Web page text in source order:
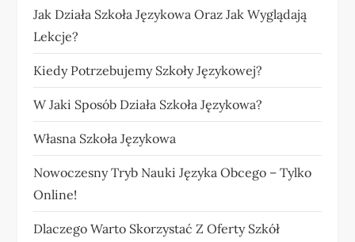
Jak Działa Szkoła Językowa Oraz Jak Wyglądają
Lekcje?
Kiedy Potrzebujemy Szkoły Językowej?
W Jaki Sposób Działa Szkoła Językowa?
Własna Szkoła Językowa
Nowoczesny Tryb Nauki Języka Obcego – Tylko
Online!
Dlaczego Warto Skorzystać Z Oferty Szkół